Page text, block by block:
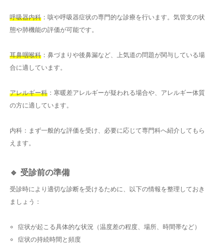
呼吸器内科 ：咳や呼吸器症状の専門的な診療を行います。気管支の状
態や肺機能の評価が可能です。
耳鼻咽喉科 ：鼻づまりや後鼻漏など、上気道の問題が関与している場
合に適しています。
アレルギー科 ：寒暖差アレルギーが疑われる場合や、アレルギー体質
の方に適しています。
内科：まず一般的な評価を受け、必要に応じて専門科へ紹介してもら
えます。
🔹 受診前の準備
受診時により適切な診断を受けるために、以下の情報を整理しておき
ましょう：
症状が起こる具体的な状況（温度差の程度、場所、時間帯など）
症状の持続時間と頻度